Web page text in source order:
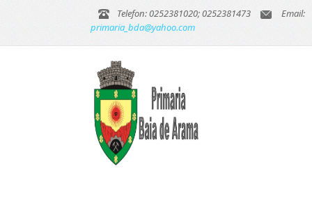
Telefon: 0252381020; 0252381473
Email:
primaria_bda@yahoo.com